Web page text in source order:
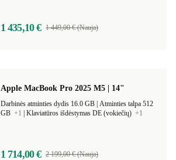
1 435,10 € 1 449,00 € (Nauja)
Apple MacBook Pro 2025 M5 | 14"
Atminties talpa 512
GB +1 Klaviatūros išdėstymas DE (vokiečių) +1
1 714,00 € 2 199,00 € (Nauja)